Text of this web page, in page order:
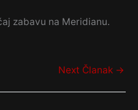
zabavu na Meridianu.
Next Članak →